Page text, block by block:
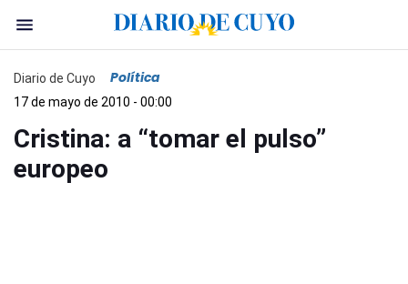
Diario de Cuyo Política
17 de mayo de 2010 - 00:00
Cristina: a “tomar el pulso”
europeo